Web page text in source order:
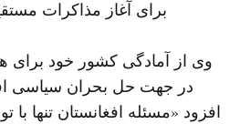
برای آغاز مذاکرات
وی از آمادگی کشور خود برای
در جهت حل بحران سیاسی
افزود «مسئله افغانستان تنها